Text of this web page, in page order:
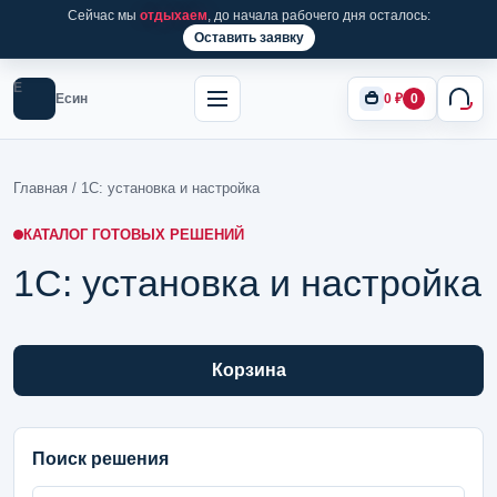
Сейчас мы отдыхаем, до начала рабочего дня осталось:
Оставить заявку
Е
Есин 0 ₽ 0
Главная / 1С: установка и настройка
КАТАЛОГ ГОТОВЫХ РЕШЕНИЙ
1С: установка и настройка
Корзина
Поиск решения